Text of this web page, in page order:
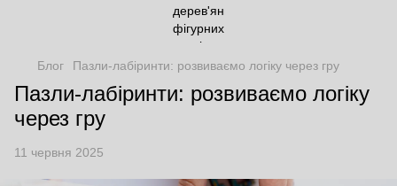
Блог Пазли-лабіринти: розвиваємо логіку через гру
Пазли-лабіринти: розвиваємо логіку
через гру
11 червня 2025